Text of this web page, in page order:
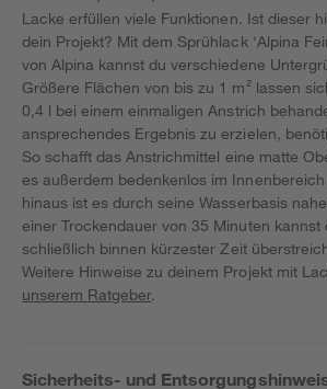
Lacke erfüllen viele Funktionen. Ist dieser
dein Projekt? Mit dem Sprühlack 'Alpina
von Alpina kannst du verschiedene
Größere Flächen von bis zu 1 m² lassen
0,4 l bei einem einmaligen Anstrich
ansprechendes Ergebnis zu erzielen,
So schafft das Anstrichmittel eine matte
es außerdem bedenkenlos im
hinaus ist es durch seine Wasserbasis
einer Trockendauer von 35 Minuten kannst
schließlich binnen kürzester Zeit
Weitere Hinweise zu deinem Projekt mit
unserem Ratgeber.
Sicherheits- und